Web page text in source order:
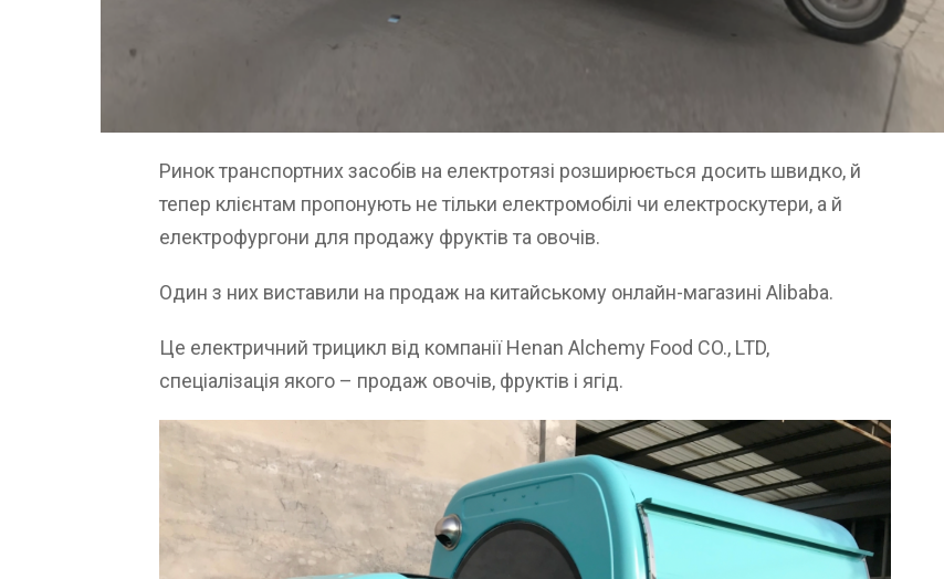
Ринок транспортних засобів на електротязі розширюється досить швидко, й
тепер клієнтам пропонують не тільки електромобілі чи електроскутери, а й
електрофургони для продажу фруктів та овочів.
Один з них виставили на продаж на китайському онлайн-магазині Alibaba.
Це електричний трицикл від компанії Henan Alchemy Food CO., LTD,
спеціалізація якого – продаж овочів, фруктів і ягід.